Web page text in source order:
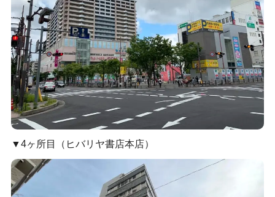
▼4ヶ所目（ヒバリヤ書店本店）